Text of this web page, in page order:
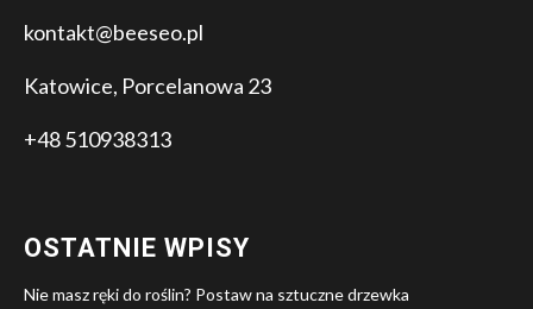
kontakt@beeseo.pl
Katowice, Porcelanowa 23
+48 510938313
OSTATNIE WPISY
Nie masz ręki do roślin? Postaw na sztuczne drzewka